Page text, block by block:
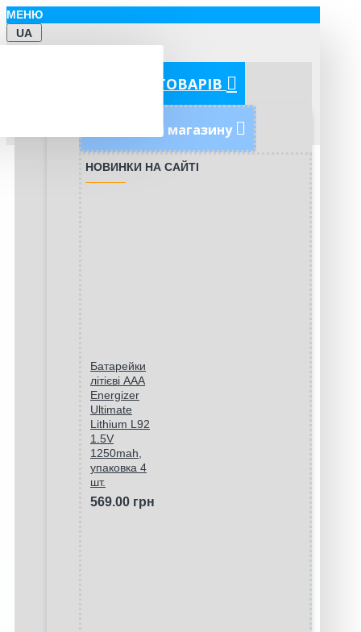
МЕНЮ
UA
КАТЕГОРІЇ ТОВАРІВ
Новинки магазину
НОВИНКИ НА САЙТІ
Батарейки
літієві ААA
Energizer
Ultimate
Lithium L92
1.5V
1250mah,
упаковка 4
шт.
569.00 грн